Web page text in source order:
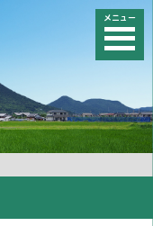
メニュー